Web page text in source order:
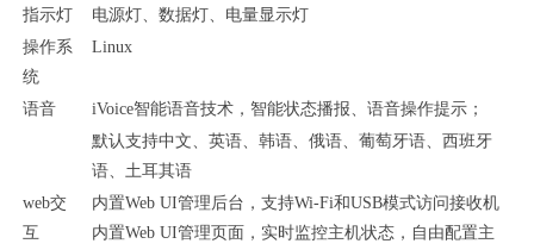
指示灯
电源灯、数据灯、 电量显示灯
操作系
统
Linux
语音
iVoice智能语音技术，智能状态播报、语音操作提示；
默认支持中文、英语、韩语、俄语、葡萄牙语、西班牙
语、土耳其语
web交
互
内置Web UI管理后台，支持Wi-Fi和USB模式访问接收机
内置Web UI管理页面，实时监控主机状态，自由配置主